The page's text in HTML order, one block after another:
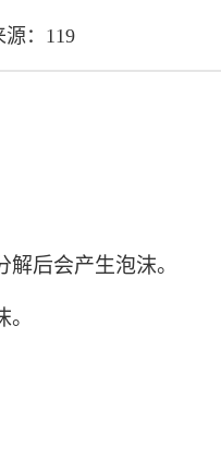
源：119
后会产生泡沫。